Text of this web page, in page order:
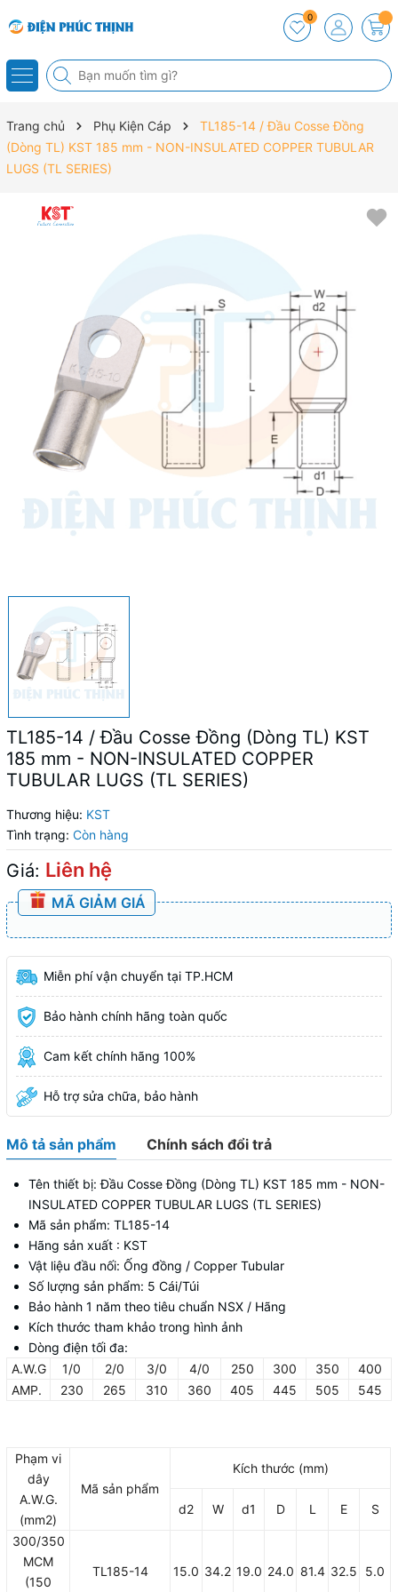
0
Trang chủ Phụ Kiện Cáp
TL185-14 / Đầu Cosse Đồng
(Dòng TL) KST 185 mm - NON-INSULATED COPPER TUBULAR
LUGS (TL SERIES)
TL185-14 / Đầu Cosse Đồng (Dòng TL) KST
185 mm - NON-INSULATED COPPER
TUBULAR LUGS (TL SERIES)
Thương hiệu: KST
Tình trạng: Còn hàng
Giá: Liên hệ
MÃ GIẢM GIÁ
Miễn phí vận chuyển tại TP.HCM
Bảo hành chính hãng toàn quốc
Cam kết chính hãng 100%
Hỗ trợ sửa chữa, bảo hành
Mô tả sản phẩm Chính sách đổi trả
Tên thiết bị: Đầu Cosse Đồng (Dòng TL) KST 185 mm - NON-
INSULATED COPPER TUBULAR LUGS (TL SERIES)
Mã sản phẩm: TL185-14
Hãng sản xuất : KST
Vật liệu đầu nối: Ống đồng / Copper Tubular
Số lượng sản phẩm: 5 Cái/Túi
Bảo hành 1 năm theo tiêu chuẩn NSX / Hãng
Kích thước tham khảo trong hình ảnh
Dòng điện tối đa:
A.W.G
1/0 2/0 3/0 4/0 250 300 350
400
AMP.
230 265 310 360 405 445 505 545
Phạm vi
dây
A.W.G.
(mm2)
Mã sản phẩm
Kích thước (mm)
d2 W d1 D L E S
300/350
MCM
(150
TL185-14 15.0 34.2 19.0 24.0 81.4 32.5 5.0